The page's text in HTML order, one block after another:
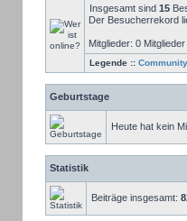
Insgesamt sind 15
Der Besucherrekord
Mitglieder: 0 Mitglieder
Legende ::
Geburtstage
Heute hat kein
Statistik
Beiträge insgesamt: